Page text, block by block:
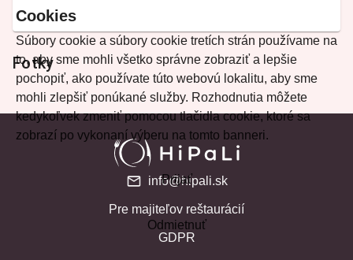
Fotky
Cookies
Súbory cookie a súbory cookie tretích strán používame na
to, aby sme mohli všetko správne zobraziť a lepšie
pochopiť, ako používate túto webovú lokalitu, aby sme
mohli zlepšiť ponúkané služby. Rozhodnutia môžete
kedykoľvek zmeniť pomocou tlačidla cookie, ktoré sa
zobrazí po vykonaní výberu na tomto banneri.
Prijať
Odmietnuť
info@hipali.sk
Pre majiteľov reštaurácií
GDPR